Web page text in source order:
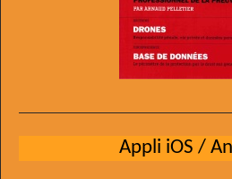
Appli iOS /